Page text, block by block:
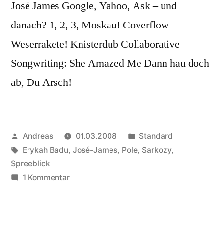
José James Google, Yahoo, Ask – und
danach? 1, 2, 3, Moskau! Coverflow
Weserrakete! Knisterdub Collaborative
Songwriting: She Amazed Me Dann hau doch
ab, Du Arsch!
Veröffentlicht
von
Andreas 01.03.2008
Veröffentlicht
in
Standard
Schlagwörter:
Erykah Badu, José-James, Pole, Sarkozy,
Spreeblick
1 Kommentarzu